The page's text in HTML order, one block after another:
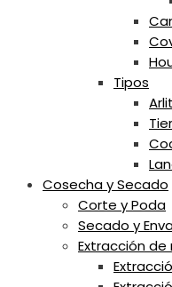
Tipos
Cosecha y Secado
Corte y Poda
Secado y
Extracción de